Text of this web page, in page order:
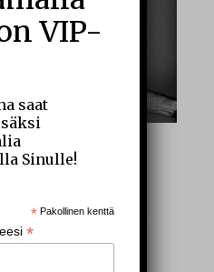
–
JA ÄÄRIRAJOJA
VIP-
saat
Sinulle!
* Pakollinen kenttä
*